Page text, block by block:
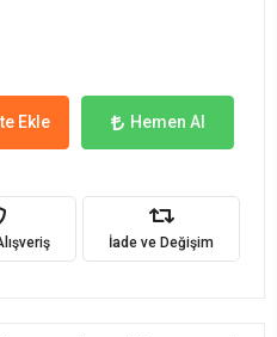
Ekle Hemen Al
İade ve Değişim